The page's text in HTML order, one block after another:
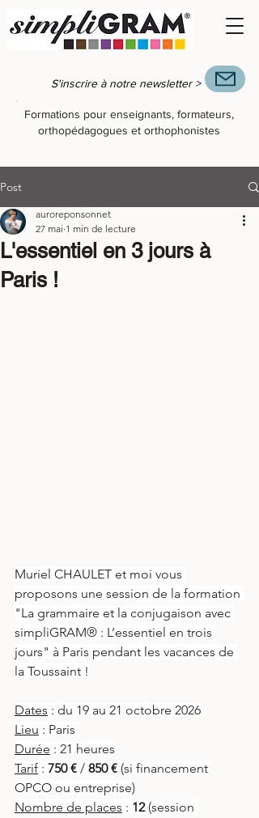
S'inscrire à notre newsletter >
Formations pour enseignants, formateurs,
orthopédagogues et orthophonistes
Post
L'essentiel en 3 jours à
Paris !
auroreponsonnet
27 mai 1 min de lecture
Muriel CHAULET et moi vous
proposons une session de la formation
"La grammaire et la conjugaison avec
simpliGRAM® : L’essentiel en trois
jours" à Paris pendant les vacances de
la Toussaint !
Dates : du 19 au 21 octobre 2026
Lieu : Paris
Durée : 21 heures
Tarif : 750 € / 850 € (si financement
OPCO ou entreprise)
Nombre de places : 12 (session